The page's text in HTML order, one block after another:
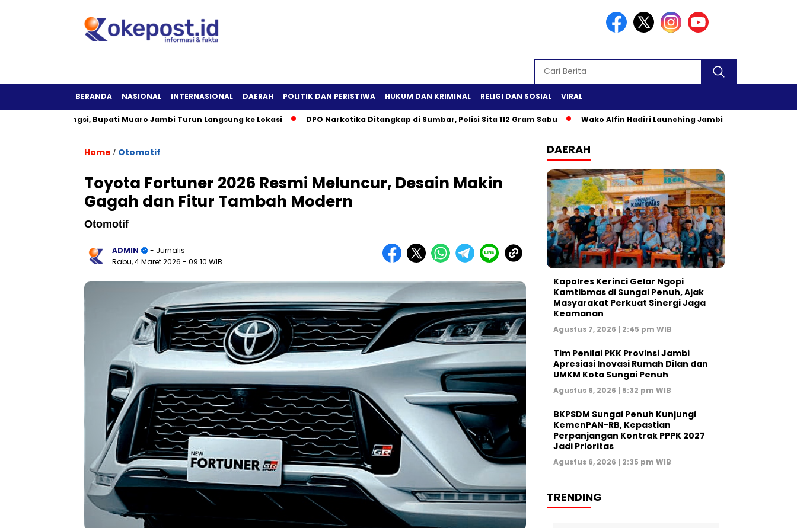
BERANDA NASIONAL INTERNASIONAL DAERAH POLITIK DAN PERISTIWA HUKUM DAN KRIMINAL RELIGI DAN SOSIAL VIRAL
Berfungsi, Bupati Muaro Jambi Turun Langsung ke Lokasi DPO Narkotika Ditangkap di Sumbar, Polisi Sita 112 Gram Sabu Wako Alfin Hadiri Launching Jambi Elok Nian & Jambi
Home / Otomotif
Toyota Fortuner 2026 Resmi Meluncur, Desain Makin
Gagah dan Fitur Tambah Modern
Otomotif
ADMIN
- Jurnalis
Rabu, 4 Maret 2026 - 09:10 WIB
DAERAH
Kapolres Kerinci Gelar Ngopi
Kamtibmas di Sungai Penuh, Ajak
Masyarakat Perkuat Sinergi Jaga
Keamanan
Agustus 7, 2026 | 2:45 pm WIB
Tim Penilai PKK Provinsi Jambi
Apresiasi Inovasi Rumah Dilan dan
UMKM Kota Sungai Penuh
Agustus 6, 2026 | 5:32 pm WIB
BKPSDM Sungai Penuh Kunjungi
KemenPAN-RB, Kepastian
Perpanjangan Kontrak PPPK 2027
Jadi Prioritas
Agustus 6, 2026 | 2:35 pm WIB
TRENDING